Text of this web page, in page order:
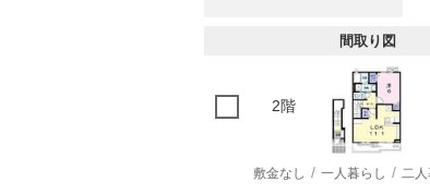
間取り図
2階
敷金なし 一人暮らし 二人